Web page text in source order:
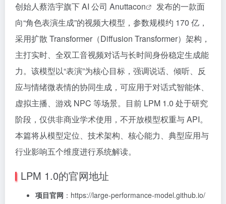
创始人蔡浩宇旗下 AI 公司 Anuttacon
发布的一款面
向“角色表演生成”的视频大模型，参数规模约 170 亿，
采用扩散 Transformer（Diffusion Transformer）架构，
主打实时、全双工音视频对话与长时间身份稳定生成能
力。该模型以“表演”为核心目标，强调说话、倾听、反
应与情绪微表情的协同生成，可应用于对话式智能体、
虚拟主播、游戏 NPC 等场景。目前 LPM 1.0 处于研究
阶段，仅供非商业学术使用，不开放模型权重与 API。
本篇将从模型定位、技术架构、核心能力、典型应用与
行业影响五个维度进行系统解读。
LPM 1.0的官网地址
项目官网 ：https://large-performance-model.github.io/